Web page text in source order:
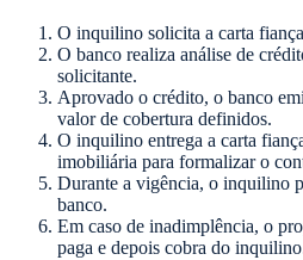
O inquilino solicita a carta
O banco realiza análise de
solicitante.
Aprovado o crédito, o banco
valor de cobertura definidos.
O inquilino entrega a carta
imobiliária para formalizar o
Durante a vigência, o inquilino
banco.
Em caso de inadimplência, o
paga e depois cobra do